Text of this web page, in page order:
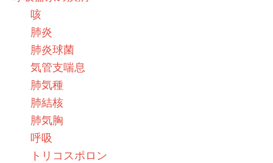
咳
肺炎
肺炎球菌
気管支喘息
肺気種
肺結核
肺気胸
呼吸
トリコスポロン